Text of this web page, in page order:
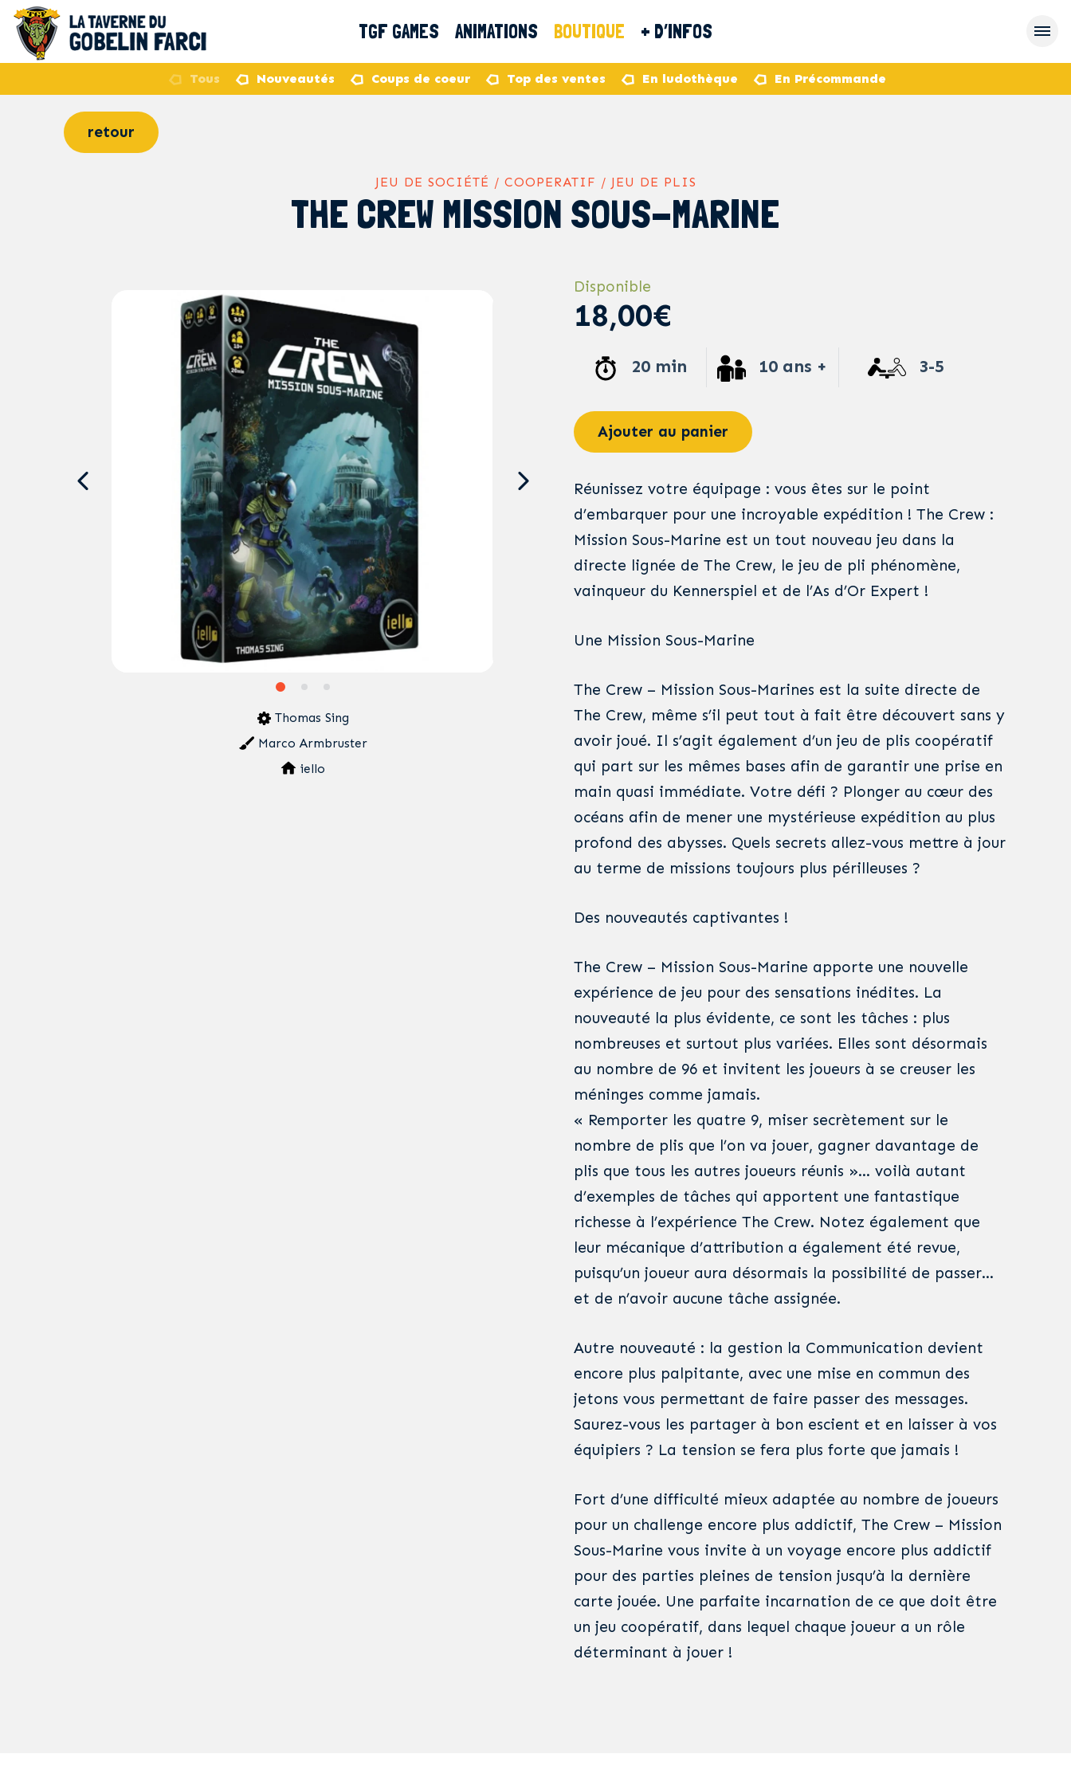
TGF GAMES ANIMATIONS BOUTIQUE + D’INFOS
Tous Nouveautés Coups de coeur Top des ventes En ludothèque En Précommande
retour
JEU DE SOCIÉTÉ / COOPERATIF / JEU DE PLIS
THE CREW MISSION SOUS-MARINE
Thomas Sing
Marco Armbruster
iello
Disponible
18,00€
20 min 10 ans + 3-5
Ajouter au panier
Réunissez votre équipage : vous êtes sur le point
d’embarquer pour une incroyable expédition ! The Crew :
Mission Sous-Marine est un tout nouveau jeu dans la
directe lignée de The Crew, le jeu de pli phénomène,
vainqueur du Kennerspiel et de l’As d’Or Expert !
Une Mission Sous-Marine
The Crew – Mission Sous-Marines est la suite directe de
The Crew, même s’il peut tout à fait être découvert sans y
avoir joué. Il s’agit également d’un jeu de plis coopératif
qui part sur les mêmes bases afin de garantir une prise en
main quasi immédiate. Votre défi ? Plonger au cœur des
océans afin de mener une mystérieuse expédition au plus
profond des abysses. Quels secrets allez-vous mettre à jour
au terme de missions toujours plus périlleuses ?
Des nouveautés captivantes !
The Crew – Mission Sous-Marine apporte une nouvelle
expérience de jeu pour des sensations inédites. La
nouveauté la plus évidente, ce sont les tâches : plus
nombreuses et surtout plus variées. Elles sont désormais
au nombre de 96 et invitent les joueurs à se creuser les
méninges comme jamais.
« Remporter les quatre 9, miser secrètement sur le
nombre de plis que l’on va jouer, gagner davantage de
plis que tous les autres joueurs réunis »… voilà autant
d’exemples de tâches qui apportent une fantastique
richesse à l’expérience The Crew. Notez également que
leur mécanique d’attribution a également été revue,
puisqu’un joueur aura désormais la possibilité de passer…
et de n’avoir aucune tâche assignée.
Autre nouveauté : la gestion la Communication devient
encore plus palpitante, avec une mise en commun des
jetons vous permettant de faire passer des messages.
Saurez-vous les partager à bon escient et en laisser à vos
équipiers ? La tension se fera plus forte que jamais !
Fort d’une difficulté mieux adaptée au nombre de joueurs
pour un challenge encore plus addictif, The Crew – Mission
Sous-Marine vous invite à un voyage encore plus addictif
pour des parties pleines de tension jusqu’à la dernière
carte jouée. Une parfaite incarnation de ce que doit être
un jeu coopératif, dans lequel chaque joueur a un rôle
déterminant à jouer !